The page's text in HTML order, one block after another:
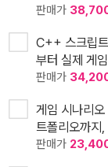
판매가
C++ 스크립
부터 실제 게
판매가
게임 시나리
트폴리오까지
판매가